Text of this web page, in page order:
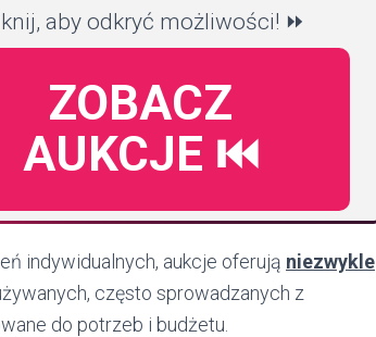
aby odkryć możliwości! ⏩
ZOBACZ
AUKCJE ⏮️
indywidualnych, aukcje oferują niezwykle
często sprowadzanych z
do potrzeb i budżetu.